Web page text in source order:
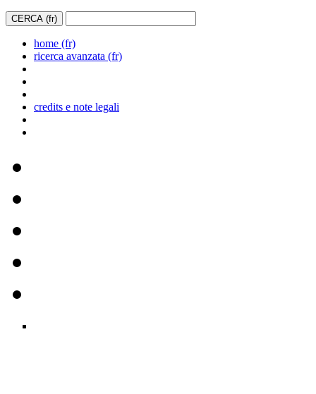
home (fr)
ricerca avanzata (fr)
credits e note legali